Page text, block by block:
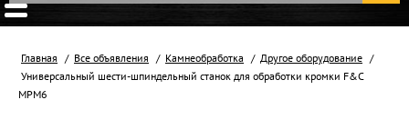
Главная Все объявления Камнеобработка
Другое оборудование
Универсальный шести-шпиндельный станок для обработки кромки F&C
МРМ6